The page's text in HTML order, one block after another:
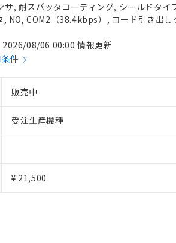
サ, 耐スパッタコーティング, シールドタ
, NO, COM2（38.4kbps）, コード引き出
2026/08/06 00:00 情報更新
件
販売中
受注生産機種
¥ 21,500